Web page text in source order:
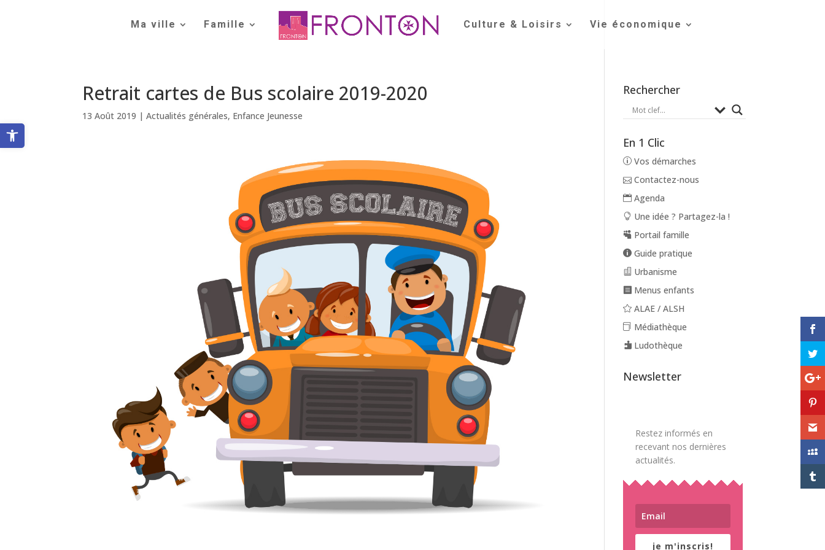
Ouvrir la barre d’outils
Ma ville Famille Culture & Loisirs Vie économique
Retrait cartes de Bus scolaire 2019-2020
13 Août 2019 |Actualités générales, Enfance Jeunesse
Rechercher
En 1 Clic
Vos démarches
Contactez-nous
Agenda
Une idée ? Partagez-la !
Portail famille
Guide pratique
Urbanisme
Menus enfants
ALAE / ALSH
Médiathèque
Ludothèque
Newsletter
Restez informés en
recevant nos dernières
actualités.
je m'inscris!